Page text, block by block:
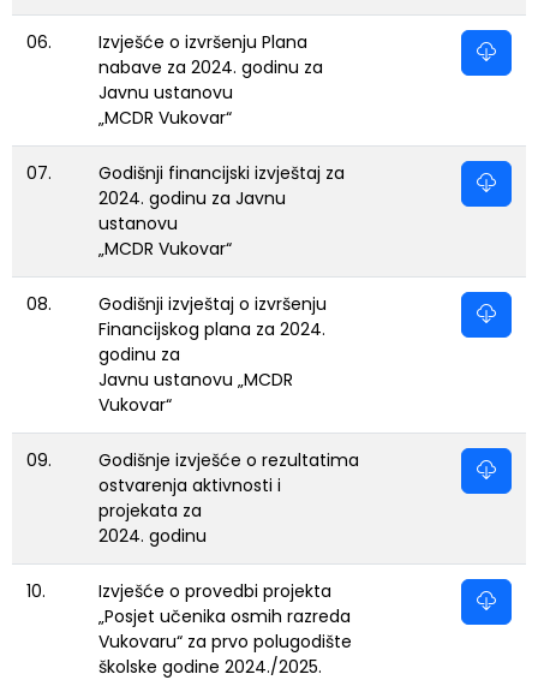
06.
Izvješće o izvršenju Plana
nabave za 2024. godinu za
Javnu ustanovu
„MCDR Vukovar“
07.
Godišnji financijski izvještaj za
2024. godinu za Javnu
ustanovu
„MCDR Vukovar“
08.
Godišnji izvještaj o izvršenju
Financijskog plana za 2024.
godinu za
Javnu ustanovu „MCDR
Vukovar“
09.
Godišnje izvješće o rezultatima
ostvarenja aktivnosti i
projekata za
2024. godinu
10.
Izvješće o provedbi projekta
„Posjet učenika osmih razreda
Vukovaru“ za prvo polugodište
školske godine 2024./2025.